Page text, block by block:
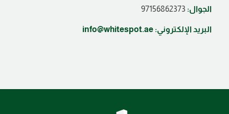
الجوال: 97156862373
البريد الإلكتروني: info@whitespot.ae